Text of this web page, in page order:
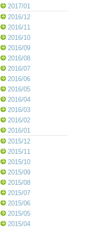
2017/01
2016/12
2016/11
2016/10
2016/09
2016/08
2016/07
2016/06
2016/05
2016/04
2016/03
2016/02
2016/01
2015/12
2015/11
2015/10
2015/09
2015/08
2015/07
2015/06
2015/05
2015/04